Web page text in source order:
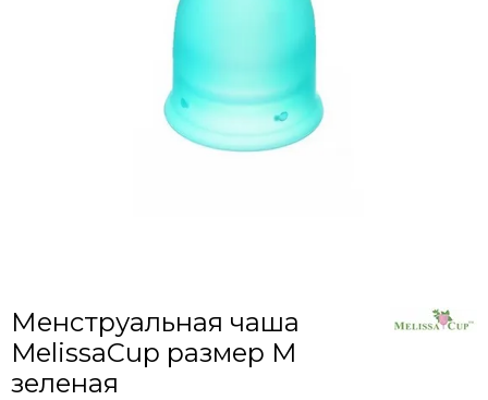
Менструальная чаша
MelissaCup размер M
зеленая